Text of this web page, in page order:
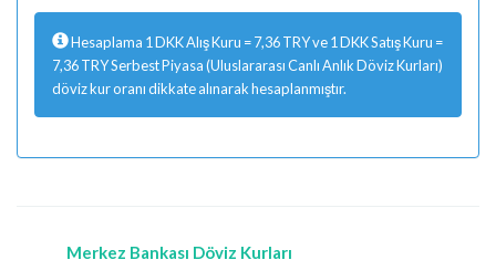
Hesaplama 1 DKK Alış Kuru = 7,36 TRY ve 1 DKK Satış Kuru =
7,36 TRY Serbest Piyasa (Uluslararası Canlı Anlık Döviz Kurları)
döviz kur oranı dikkate alınarak hesaplanmıştır.
Merkez Bankası Döviz Kurları